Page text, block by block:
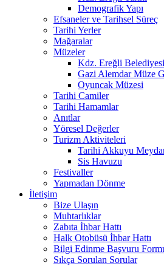
Demografik Yapı
Efsaneler ve Tarihsel Süreç
Tarihi Yerler
Mağaralar
Müzeler
Kdz. Ereğli
Gazi Alemdar Müze
Oyuncak Müzesi
Tarihi Camiler
Tarihi Hamamlar
Anıtlar
Yöresel Değerler
Turizm Aktiviteleri
Tarihi Akkuyu
Sis Havuzu
Festivaller
Yapmadan Dönme
İletişim
Bize Ulaşın
Muhtarlıklar
Zabıta İhbar Hattı
Halk Otobüsü İhbar Hattı
Bilgi Edinme Başvuru
Sıkça Sorulan Sorular